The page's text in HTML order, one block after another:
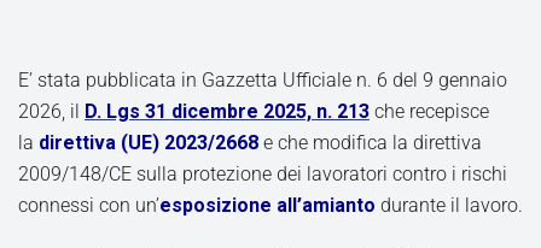
E’ stata pubblicata in Gazzetta Ufficiale n. 6 del 9 gennaio
2026, il D. Lgs 31 dicembre 2025, n. 213 che recepisce
la direttiva (UE) 2023/2668 e che modifica la direttiva
2009/148/CE sulla protezione dei lavoratori contro i rischi
connessi con un’esposizione all’amianto durante il lavoro.